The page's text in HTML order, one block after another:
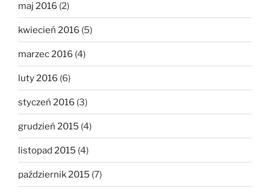
maj 2016 (2)
kwiecień 2016 (5)
marzec 2016 (4)
luty 2016 (6)
styczeń 2016 (3)
grudzień 2015 (4)
listopad 2015 (4)
październik 2015 (7)